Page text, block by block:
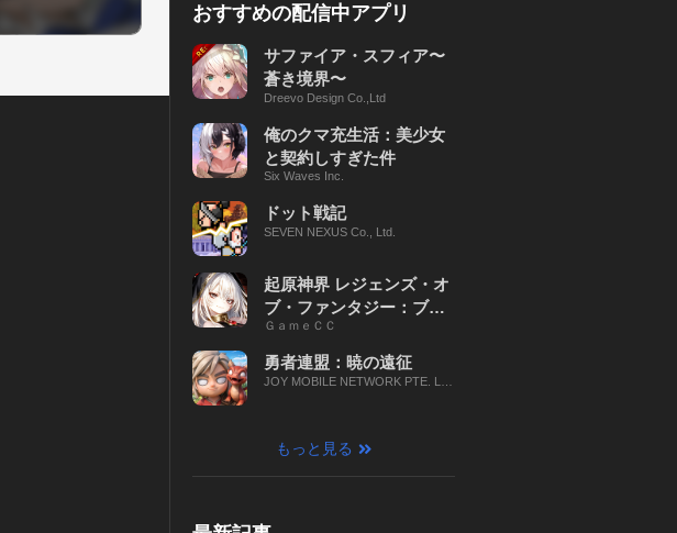
おすすめの配信中アプリ
サファイア・スフィア〜
蒼き境界〜
Dreevo Design Co.,Ltd
俺のクマ充生活：美少女
と契約しすぎた件
Six Waves Inc.
ドット戦記
SEVEN NEXUS Co., Ltd.
起原神界 レジェンズ・オ
ブ・ファンタジー：ブレ
イブ X
ＧａｍｅＣＣ
勇者連盟：暁の遠征
JOY MOBILE NETWORK PTE. LT
もっと見る